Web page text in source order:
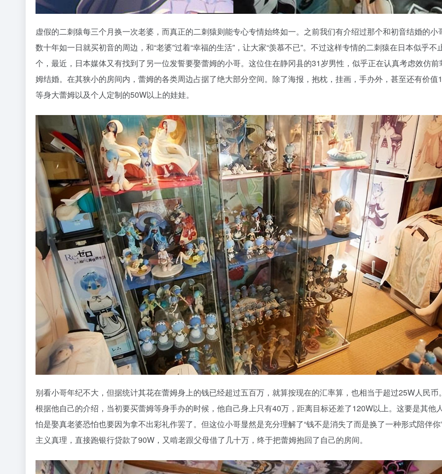
虚假的二刺猿每三个月换一次老婆，而真正的二刺猿则能专心专情始终如一。之前我们有介绍过那个和初音结婚的小
数十年如一日就买初音的周边，和“老婆”过着“幸福的生活”，让大家“羡慕不已”。不过这样专情的二刺猿在日本似乎不
个，最近，日本媒体又有找到了另一位发誓要娶蕾姆的小哥。这位住在静冈县的31岁男性，似乎正在认真考虑效仿前
姆结婚。在其狭小的房间内，蕾姆的各类周边占据了绝大部分空间。除了海报，抱枕，挂画，手办外，甚至还有价值
等身大蕾姆以及个人定制的50W以上的娃娃。
别看小哥年纪不大，但据统计其花在蕾姆身上的钱已经超过五百万，就算按现在的汇率算，也相当于超过25W人民币
根据他自己的介绍，当初要买蕾姆等身手办的时候，他自己身上只有40万，距离目标还差了120W以上。这要是其他
怕是娶真老婆恐怕也要因为拿不出彩礼作罢了。但这位小哥显然是充分理解了“钱不是消失了而是换了一种形式陪伴你
主义真理，直接跑银行贷款了90W，又啃老跟父母借了几十万，终于把蕾姆抱回了自己的房间。